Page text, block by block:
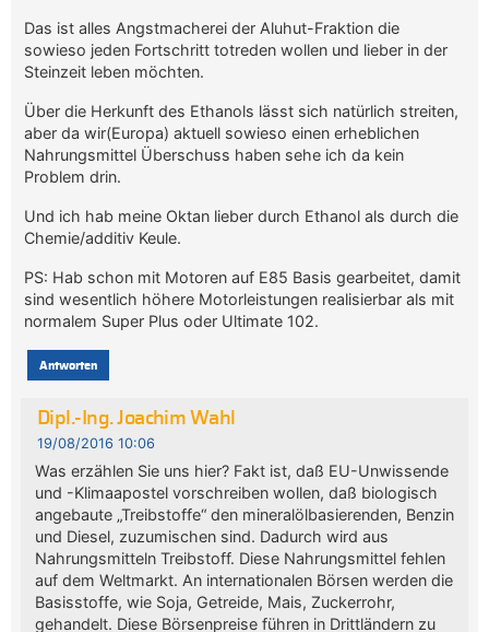
Das ist alles Angstmacherei der Aluhut-Fraktion die
sowieso jeden Fortschritt totreden wollen und lieber in der
Steinzeit leben möchten.
Über die Herkunft des Ethanols lässt sich natürlich streiten,
aber da wir(Europa) aktuell sowieso einen erheblichen
Nahrungsmittel Überschuss haben sehe ich da kein
Problem drin.
Und ich hab meine Oktan lieber durch Ethanol als durch die
Chemie/additiv Keule.
PS: Hab schon mit Motoren auf E85 Basis gearbeitet, damit
sind wesentlich höhere Motorleistungen realisierbar als mit
normalem Super Plus oder Ultimate 102.
Antworten
Dipl.-Ing. Joachim Wahl
19/08/2016 10:06
Was erzählen Sie uns hier? Fakt ist, daß EU-Unwissende
und -Klimaapostel vorschreiben wollen, daß biologisch
angebaute „Treibstoffe“ den mineralölbasierenden, Benzin
und Diesel, zuzumischen sind. Dadurch wird aus
Nahrungsmitteln Treibstoff. Diese Nahrungsmittel fehlen
auf dem Weltmarkt. An internationalen Börsen werden die
Basisstoffe, wie Soja, Getreide, Mais, Zuckerrohr,
gehandelt. Diese Börsenpreise führen in Drittländern zu